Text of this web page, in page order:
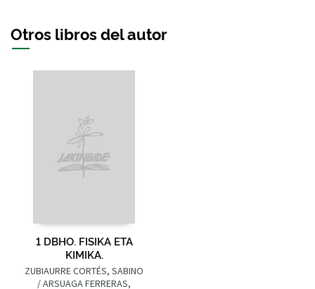
Otros libros del autor
1 DBHO. FISIKA ETA
KIMIKA.
ZUBIAURRE CORTÉS, SABINO
/ ARSUAGA FERRERAS,